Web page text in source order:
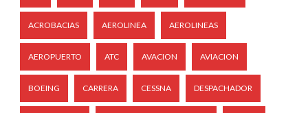
ACROBACIAS AEROLINEA AEROLINEAS
AEROPUERTO ATC AVACION AVIACION
BOEING CARRERA CESSNA DESPACHADOR